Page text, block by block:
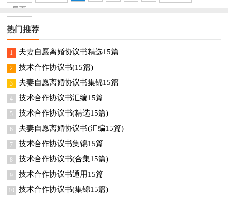
尾页
热门推荐
1 夫妻自愿离婚协议书精选15篇
2 技术合作协议书(15篇)
3 夫妻自愿离婚协议书集锦15篇
4 技术合作协议书汇编15篇
5 技术合作协议书(精选15篇)
6 夫妻自愿离婚协议书(汇编15篇)
7 技术合作协议书集锦15篇
8 技术合作协议书(合集15篇)
9 技术合作协议书通用15篇
10 技术合作协议书(集锦15篇)